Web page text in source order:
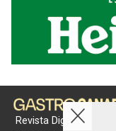
Revista Digital de